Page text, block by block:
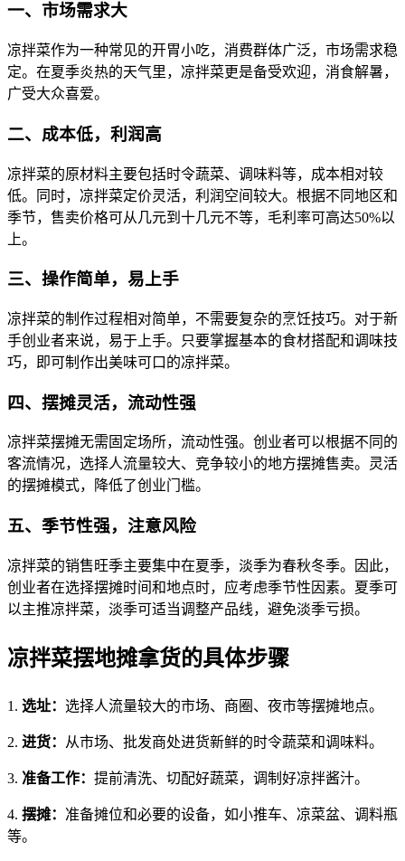
一、市场需求大
凉拌菜作为一种常见的开胃小吃，消费群体广泛，市场需求稳
定。在夏季炎热的天气里，凉拌菜更是备受欢迎，消食解暑，
广受大众喜爱。
二、成本低，利润高
凉拌菜的原材料主要包括时令蔬菜、调味料等，成本相对较
低。同时，凉拌菜定价灵活，利润空间较大。根据不同地区和
季节，售卖价格可从几元到十几元不等，毛利率可高达50%以
上。
三、操作简单，易上手
凉拌菜的制作过程相对简单，不需要复杂的烹饪技巧。对于新
手创业者来说，易于上手。只要掌握基本的食材搭配和调味技
巧，即可制作出美味可口的凉拌菜。
四、摆摊灵活，流动性强
凉拌菜摆摊无需固定场所，流动性强。创业者可以根据不同的
客流情况，选择人流量较大、竞争较小的地方摆摊售卖。灵活
的摆摊模式，降低了创业门槛。
五、季节性强，注意风险
凉拌菜的销售旺季主要集中在夏季，淡季为春秋冬季。因此，
创业者在选择摆摊时间和地点时，应考虑季节性因素。夏季可
以主推凉拌菜，淡季可适当调整产品线，避免淡季亏损。
凉拌菜摆地摊拿货的具体步骤
1. 选址： 选择人流量较大的市场、商圈、夜市等摆摊地点。
2. 进货： 从市场、批发商处进货新鲜的时令蔬菜和调味料。
3. 准备工作： 提前清洗、切配好蔬菜，调制好凉拌酱汁。
4. 摆摊： 准备摊位和必要的设备，如小推车、凉菜盆、调料瓶
等。